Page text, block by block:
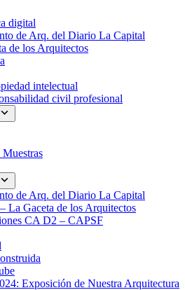
digital
de Arq. del Diario La Capital
de los Arquitectos
intelectual
civil profesional
de Arq. del Diario La Capital
La Gaceta de los Arquitectos
CA D2 – CAPSF
Exposición de Nuestra Arquitectura